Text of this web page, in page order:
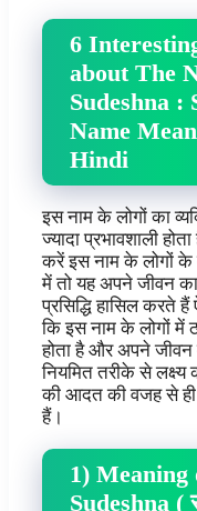
6
about The
Sudeshna :
Name
Hindi
इस नाम के लोगों का
ज्यादा प्रभावशाली
करें इस नाम के लोगों के
में तो यह अपने जीवन
प्रसिद्धि हासिल करते हैं
कि इस नाम के लोगों में
होता है और अपने
नियमित तरीके से लक्ष्य
की आदत की वजह से
हैं।
1) Meaning
Sudeshna (